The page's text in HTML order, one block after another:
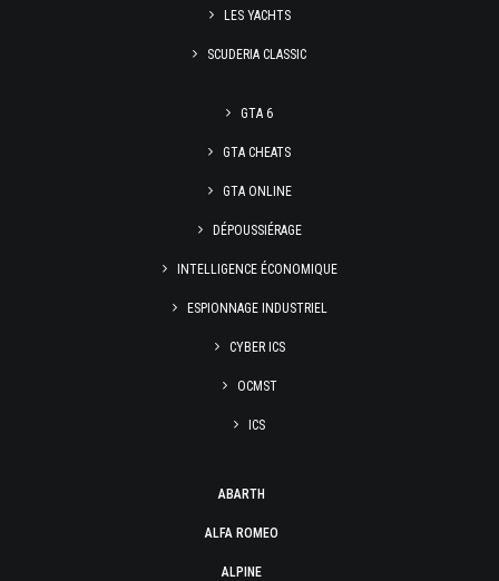
LES YACHTS
SCUDERIA CLASSIC
GTA 6
GTA CHEATS
GTA ONLINE
DÉPOUSSIÉRAGE
INTELLIGENCE ÉCONOMIQUE
ESPIONNAGE INDUSTRIEL
CYBER ICS
OCMST
ICS
ABARTH
ALFA ROMEO
ALPINE